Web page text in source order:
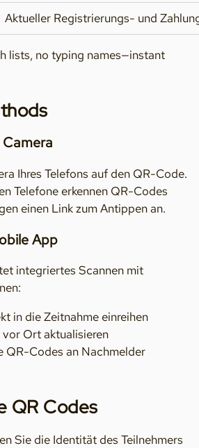
Aktueller Registrierungs- und
lists, no typing names—instant
Ihres Telefons auf den QR-Code.
Telefone erkennen QR-Codes
einen Link zum Antippen an.
App
integriertes Scannen mit
in die Zeitnahme einreihen
Ort aktualisieren
QR-Codes an Nachmelder
QR Codes
Sie die Identität des Teilnehmers